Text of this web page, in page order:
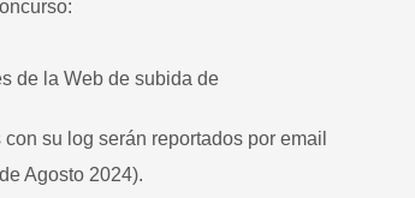
de la Web de subida de
su log serán reportados por email
Agosto 2024).